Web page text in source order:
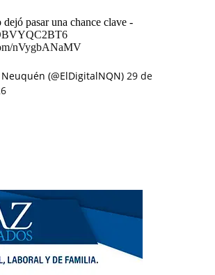
dejó pasar una chance clave -
nVygbANaMV
(@ElDigitalNQN) 29 de